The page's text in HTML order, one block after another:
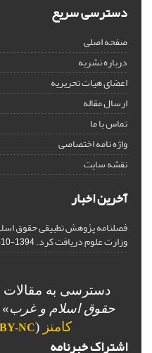
دسترسی سریع
صفحه اصلی
درباره نشریه
اعضای هیات تحریریه
ارسال مقاله
تماس با ما
واژه نامه اختصاصی
نقشه سایت
آخرین اخبار
فصلنامه پژوهش تطبیقی حقوق
وزارت علوم دریافت کرد.1394-10-07
دسترسی به مقالات
حقوق اسلام و غرب
کامنز (
NC
اشتراک خبرنامه